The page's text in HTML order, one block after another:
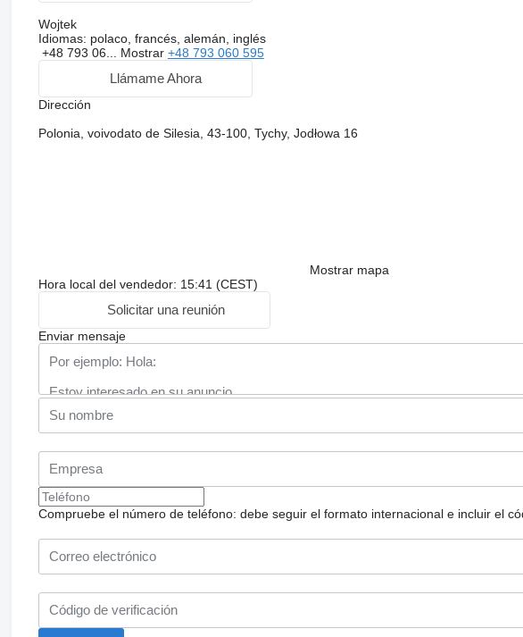
Wojtek
Idiomas: polaco, francés, alemán, inglés
+48 793 06... Mostrar +48 793 060 595
Llámame Ahora
Dirección
Polonia, voivodato de Silesia, 43-100, Tychy, Jodłowa 16
Mostrar mapa
Hora local del vendedor: 15:41 (CEST)
Solicitar una reunión
Enviar mensaje
Compruebe el número de teléfono: debe seguir el formato internacional e incluir el